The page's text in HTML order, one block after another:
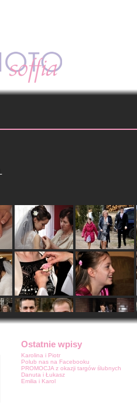
Ostatnie wpisy
Karolina i Piotr
Polub nas na Facebooku
PROMOCJA z okazji targów ślubnych
Danuta i Łukasz
Emilia i Karol